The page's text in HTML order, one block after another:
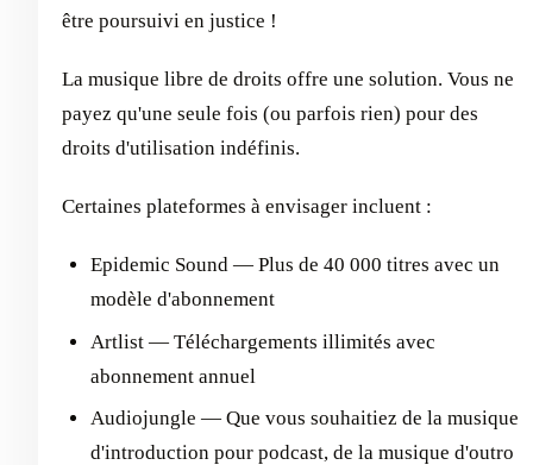
être poursuivi en justice !
La musique libre de droits offre une solution. Vous ne
payez qu'une seule fois (ou parfois rien) pour des
droits d'utilisation indéfinis.
Certaines plateformes à envisager incluent :
Epidemic Sound — Plus de 40 000 titres avec un
modèle d'abonnement
Artlist — Téléchargements illimités avec
abonnement annuel
Audiojungle — Que vous souhaitiez de la musique
d'introduction pour podcast, de la musique d'outro